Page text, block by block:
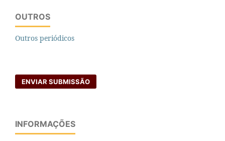
OUTROS
Outros periódicos
ENVIAR SUBMISSÃO
INFORMAÇÕES